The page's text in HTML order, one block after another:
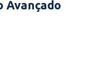
Avançado